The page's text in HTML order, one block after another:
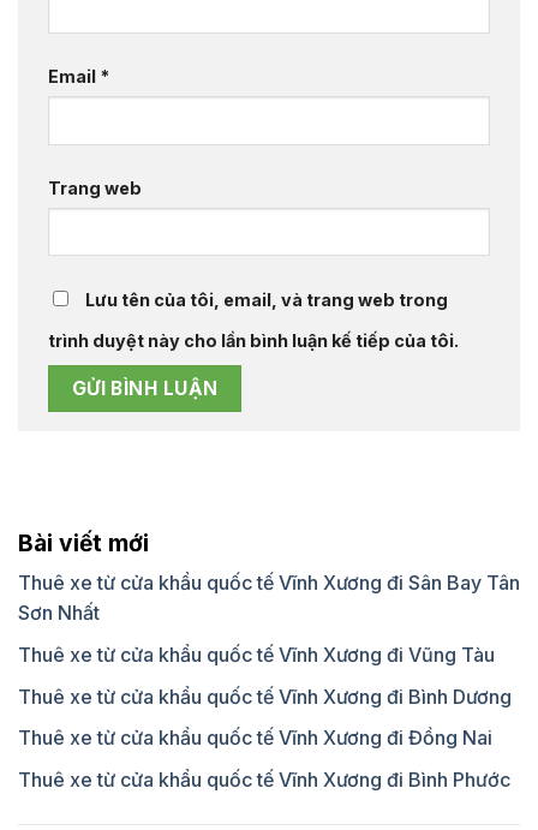
Email *
Trang web
Lưu tên của tôi, email, và trang web trong
trình duyệt này cho lần bình luận kế tiếp của tôi.
Bài viết mới
Thuê xe từ cửa khẩu quốc tế Vĩnh Xương đi Sân Bay Tân
Sơn Nhất
Thuê xe từ cửa khẩu quốc tế Vĩnh Xương đi Vũng Tàu
Thuê xe từ cửa khẩu quốc tế Vĩnh Xương đi Bình Dương
Thuê xe từ cửa khẩu quốc tế Vĩnh Xương đi Đồng Nai
Thuê xe từ cửa khẩu quốc tế Vĩnh Xương đi Bình Phước